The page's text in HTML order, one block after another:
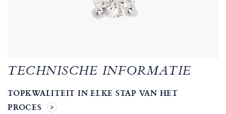
TECHNISCHE INFORMATIE
TOPKWALITEIT IN ELKE STAP VAN HET
PROCES